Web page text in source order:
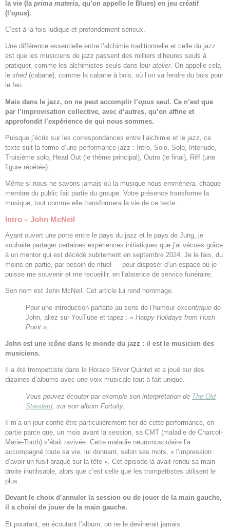
la vie (la prima materia, qu’on appelle le Blues) en jeu créatif
(l’opus).
C’est à la fois ludique et profondément sérieux.
Une différence essentielle entre l’alchimie traditionnelle et celle du jazz
est que les musiciens de jazz passent des milliers d’heures seuls à
pratiquer, comme les alchimistes seuls dans leur atelier. On appelle cela
le shed (cabane), comme la cabane à bois, où l’on va fendre du bois pour
le feu.
Mais dans le jazz, on ne peut accomplir l’opus seul. Ce n’est que
par l’improvisation collective, avec d’autres, qu’on affine et
approfondit l’expérience de qui nous sommes.
Puisque j’écris sur les correspondances entre l’alchimie et le jazz, ce
texte suit la forme d’une performance jazz : Intro, Solo, Solo, Interlude,
Troisième solo, Head Out (le thème principal), Outro (le final), Riff (une
figure répétée).
Même si nous ne savons jamais où la musique nous emmènera, chaque
membre du public fait partie du groupe. Votre présence transforme la
musique, tout comme elle transformera la vie de ce texte.
Intro – John McNeil
Ayant ouvert une porte entre le pays du jazz et le pays de Jung, je
souhaite partager certaines expériences initiatiques que j’ai vécues grâce
à un mentor qui est décédé subitement en septembre 2024. Je le fais, du
moins en partie, par besoin de rituel — pour disposer d’un espace où je
puisse me souvenir et me recueillir, en l’absence de service funéraire.
Son nom est John McNeil. Cet article lui rend hommage.
Pour une introduction parfaite au sens de l’humour excentrique de
John, allez sur YouTube et tapez : « Happy Holidays from Hush
Point »
John est une icône dans le monde du jazz : il est le musicien des
musiciens.
Il a été trompettiste dans le Horace Silver Quintet et a joué sur des
dizaines d’albums avec une voix musicale tout à fait unique.
Vous pouvez écouter par exemple son interprétation de The Old
Standard, sur son album Fortuity.
Il m’a un jour confié être particulièrement fier de cette performance, en
partie parce que, un mois avant la session, sa CMT (maladie de Charcot-
Marie-Tooth) s’était ravivée. Cette maladie neuromusculaire l’a
accompagné toute sa vie, lui donnant, selon ses mots, « l’impression
d’avoir un fusil braqué sur la tête ». Cet épisode-là avait rendu sa main
droite inutilisable, alors que c’est celle que les trompettistes utilisent le
plus.
Devant le choix d’annuler la session ou de jouer de la main gauche,
il a choisi de jouer de la main gauche.
Et pourtant, en écoutant l’album, on ne le devinerait jamais.